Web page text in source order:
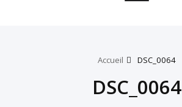
Accueil DSC_0064
DSC_0064